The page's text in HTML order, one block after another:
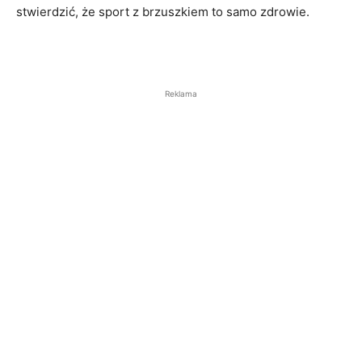
stwierdzić, że sport z brzuszkiem to samo zdrowie.
Reklama